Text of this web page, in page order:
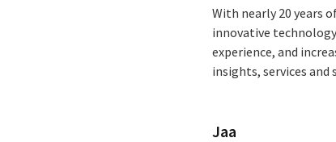
With nearly 20 years
innovative
experience, and
insights, services and
Jaa